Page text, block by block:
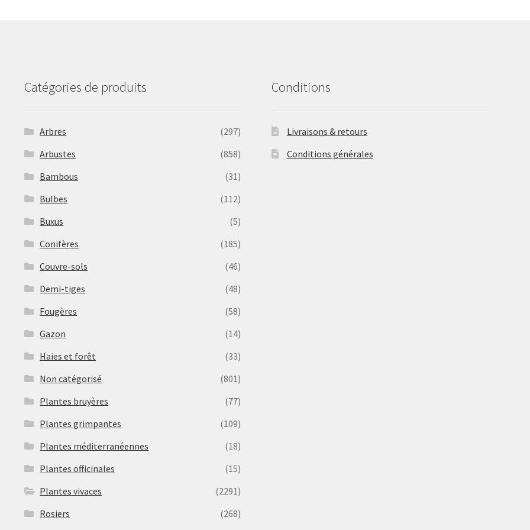
page
page
Catégories de produits
Arbres
(297)
Arbustes
(858)
Bambous
(31)
Bulbes
(112)
Buxus
(5)
Conifères
(185)
Couvre-sols
(46)
Demi-tiges
(48)
Fougères
(58)
Gazon
(14)
Haies et forêt
(33)
Non catégorisé
(801)
Plantes bruyères
(77)
Plantes grimpantes
(109)
Plantes méditerranéennes
(18)
Plantes officinales
(15)
Plantes vivaces
(2291)
Rosiers
(268)
Conditions
Livraisons & retours
Conditions générales